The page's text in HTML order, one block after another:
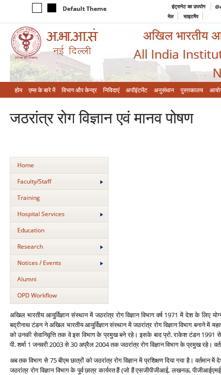
Default Theme इंट्रानेट का उपयोग
मेल
साइटमैप
अखिल भारतीय
All India
होम एम्‍स के बारे में विभाग और केन्‍द्र निविदाएं अपॉइंटमेंट अनुसंधान पुस्तकालय
जठरांत्र रोग विज्ञान एवं मानव पोषण
Home
Faculty/Staff
Training
Hospital Services
Education
Research
Notices / Events
Alumni
OPD Workflow
अखिल भारतीय आयुर्विज्ञान संस्‍थान में जठरांत्र रोग विज्ञान विभाग वर्ष 1971 में देश के लिए
बद्रीनाथ टंडन ने अखिल भारतीय आयुर्विज्ञान संस्‍थान में जठरांत्र रोग विज्ञान विभाग बनाने
को उनकी सेवानिवृत्ति तक वे इस विभाग के प्रमुख बने रहे। इसके बाद प्रो. राकेश टंडन 1991
पी. शर्मा 1 जनवरी 2003 से 30 अप्रैल 2004 तक जठरांत्र रोग विज्ञान विभाग के प्रमुख रहे।
अब तक विभाग से 75 बीएम छात्रों को जठरांत्र रोग विज्ञान में प्रशिक्षण दिया गया है।
जठरांत्र रोग विज्ञान विभाग के पूर्व छात्र कार्यरत हैं (जो हैं एसजीपीजीआई, लखनऊ,